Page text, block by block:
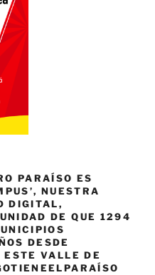
PARAÍSO ES
NUESTRA
DIGITAL,
DE QUE 1294
DESDE
ESTE VALLE DE